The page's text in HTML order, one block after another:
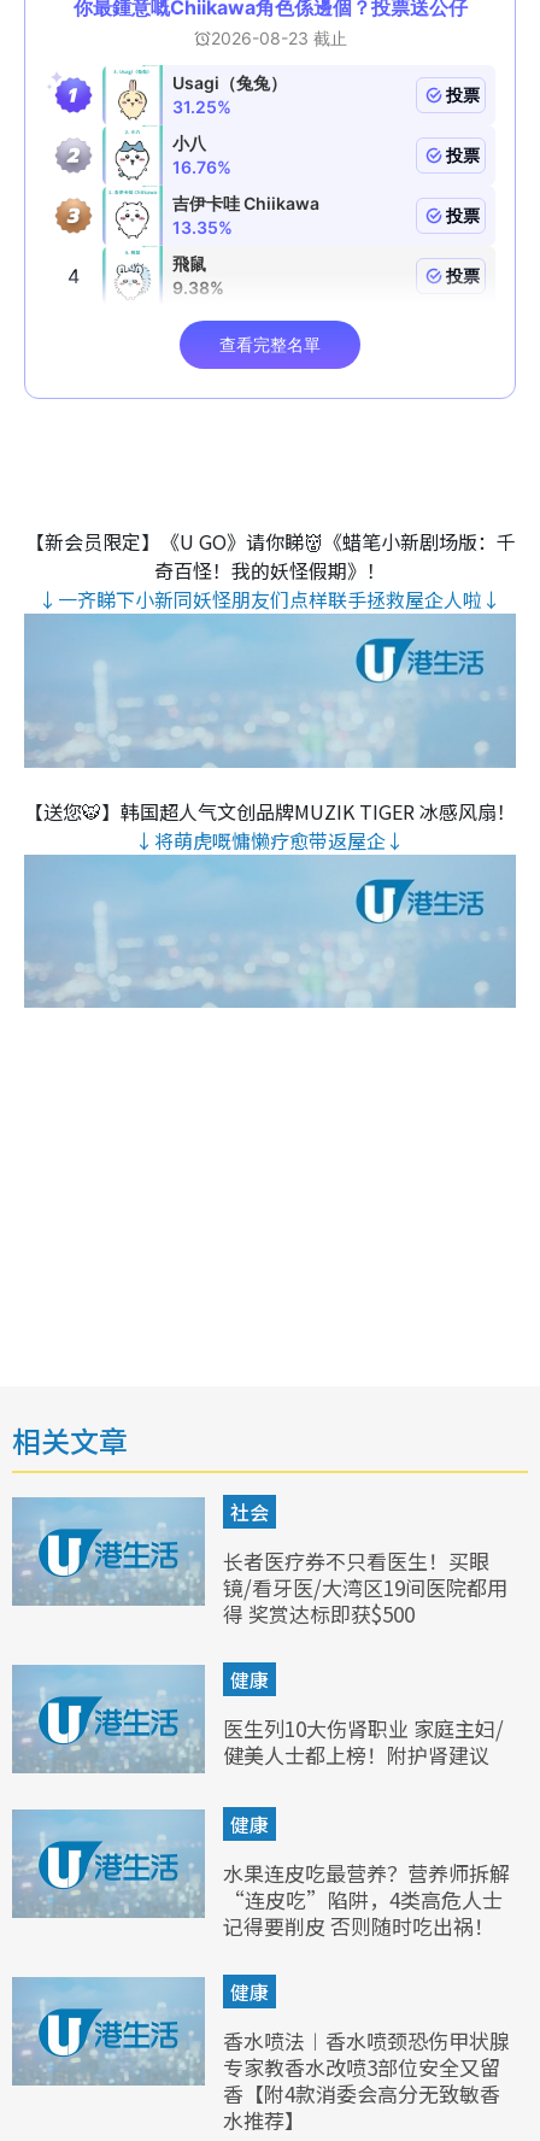
【新会员限定】《U GO》请你睇👹《蜡笔小新剧场版：千
奇百怪！我的妖怪假期》！
↓一齐睇下小新同妖怪朋友们点样联手拯救屋企人啦↓
【送您🐯】韩国超人气文创品牌MUZIK TIGER 冰感风扇！
↓将萌虎嘅慵懒疗愈带返屋企↓
相关文章
社会
长者医疗券不只看医生！买眼
镜/看牙医/大湾区19间医院都用
得 奖赏达标即获$500
健康
医生列10大伤肾职业 家庭主妇/
健美人士都上榜！附护肾建议
健康
水果连皮吃最营养？营养师拆解
“连皮吃”陷阱，4类高危人士
记得要削皮 否则随时吃出祸！
健康
香水喷法︱香水喷颈恐伤甲状腺
专家教香水改喷3部位安全又留
香【附4款消委会高分无致敏香
水推荐】